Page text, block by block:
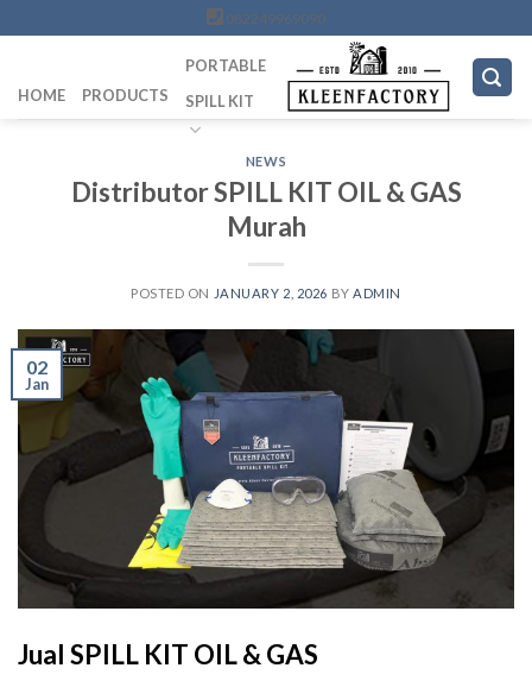
to
082249969090
HOME PRODUCTS
PORTABLE
SPILL KIT
NEWS
Distributor SPILL KIT OIL & GAS
Murah
POSTED ON JANUARY 2, 2026 BY ADMIN
02
Jan
Jual SPILL KIT OIL & GAS